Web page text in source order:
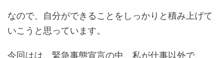
なので、自分ができることをしっかりと積み上げて
いこうと思っています。
今回はは、緊急事態宣言の中、私が仕事以外で、